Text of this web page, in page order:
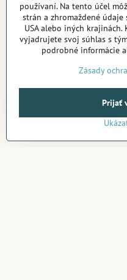
používaní. Na tento účel
strán a zhromaždené
USA alebo iných
vyjadrujete svoj súhlas s
podrobné informácie
Zásady
Prijať